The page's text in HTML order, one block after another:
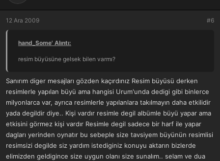
12 Ara 2009 #6
hand_Some' Alıntı:
resim büyüsüne gelsek bilen varmı?
Sanırım diger mesajları gözden kaçırdınız Resim büyüsü derken
resimlerle yapılan büyü ama hangisi Urum'unda dedigi gibi binlerce
milyonlarca var, ayrıca resimlerle yapılanlara takılmayın daha etkilidir
yada degildir diye.. Kişi vardır resimle degil albümle büyü yapar ama
etkisini görmez kişi vardır Resimle degil sadece bir harf ile yapar
dagları yerinden oynatır bu sebeple size tavsiyem büyünün resimlisi
resimsizi degilde siz yardım istediginiz konuyu aktarın bizlerde
elimizden geldigince size uygun olanı size sunalım.. selam ve dua